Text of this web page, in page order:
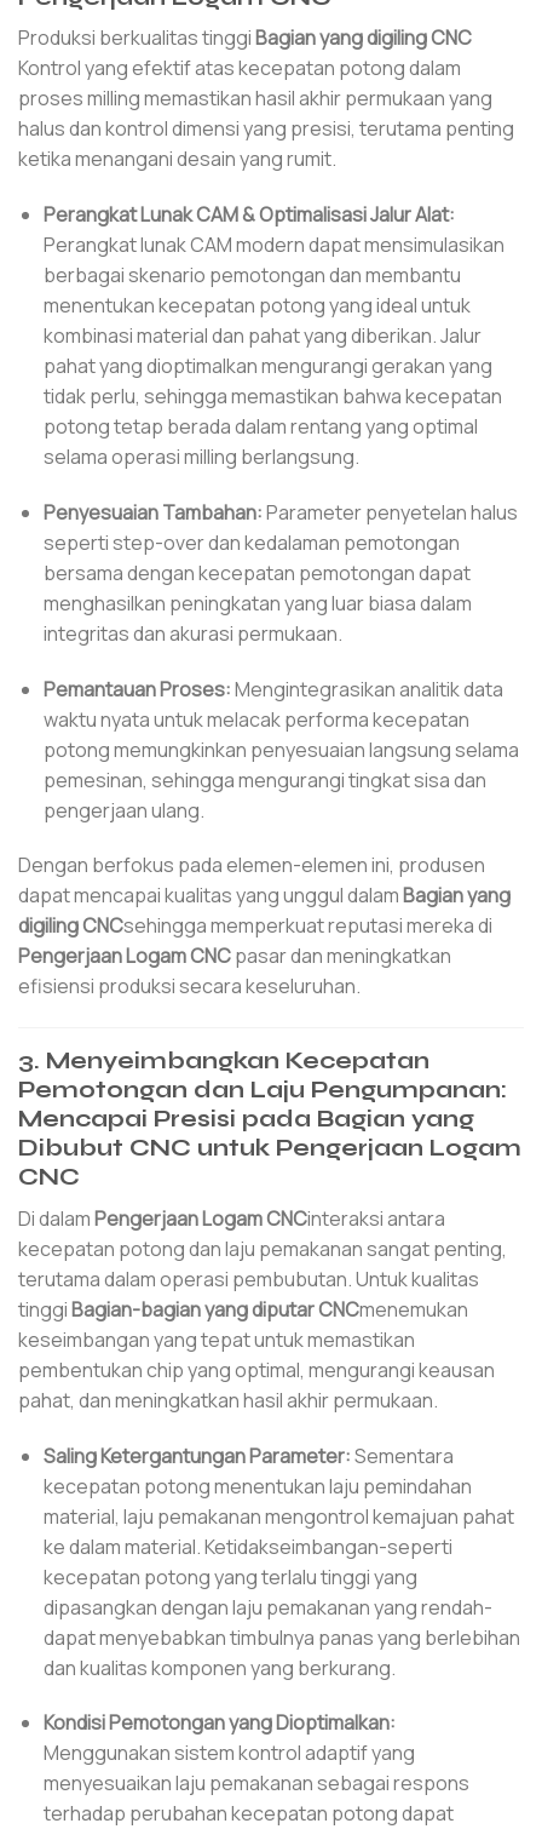
Produksi berkualitas tinggiBagian yang digiling CNC
Kontrol yang efektif atas kecepatan potong dalam
proses milling memastikan hasil akhir permukaan yang
halus dan kontrol dimensi yang presisi, terutama penting
ketika menangani desain yang rumit.
Perangkat Lunak CAM & Optimalisasi Jalur Alat:
Perangkat lunak CAM modern dapat mensimulasikan
berbagai skenario pemotongan dan membantu
menentukan kecepatan potong yang ideal untuk
kombinasi material dan pahat yang diberikan. Jalur
pahat yang dioptimalkan mengurangi gerakan yang
tidak perlu, sehingga memastikan bahwa kecepatan
potong tetap berada dalam rentang yang optimal
selama operasi milling berlangsung.
Penyesuaian Tambahan:Parameter penyetelan halus
seperti step-over dan kedalaman pemotongan
bersama dengan kecepatan pemotongan dapat
menghasilkan peningkatan yang luar biasa dalam
integritas dan akurasi permukaan.
Pemantauan Proses:Mengintegrasikan analitik data
waktu nyata untuk melacak performa kecepatan
potong memungkinkan penyesuaian langsung selama
pemesinan, sehingga mengurangi tingkat sisa dan
pengerjaan ulang.
Dengan berfokus pada elemen-elemen ini, produsen
dapat mencapai kualitas yang unggul dalamBagian yang
digiling CNCsehingga memperkuat reputasi mereka di
Pengerjaan Logam CNCpasar dan meningkatkan
efisiensi produksi secara keseluruhan.
3. Menyeimbangkan Kecepatan
Pemotongan dan Laju Pengumpanan:
Mencapai Presisi pada Bagian yang
Dibubut CNC untuk Pengerjaan Logam
CNC
Di dalamPengerjaan Logam CNCinteraksi antara
kecepatan potong dan laju pemakanan sangat penting,
terutama dalam operasi pembubutan. Untuk kualitas
tinggiBagian-bagian yang diputar CNCmenemukan
keseimbangan yang tepat untuk memastikan
pembentukan chip yang optimal, mengurangi keausan
pahat, dan meningkatkan hasil akhir permukaan.
Saling Ketergantungan Parameter:Sementara
kecepatan potong menentukan laju pemindahan
material, laju pemakanan mengontrol kemajuan pahat
ke dalam material. Ketidakseimbangan-seperti
kecepatan potong yang terlalu tinggi yang
dipasangkan dengan laju pemakanan yang rendah-
dapat menyebabkan timbulnya panas yang berlebihan
dan kualitas komponen yang berkurang.
Kondisi Pemotongan yang Dioptimalkan:
Menggunakan sistem kontrol adaptif yang
menyesuaikan laju pemakanan sebagai respons
terhadap perubahan kecepatan potong dapat